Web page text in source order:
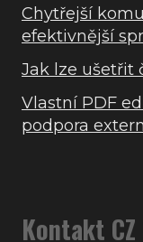
Chytřejší
efektivnější
Jak lze ušetřit
Vlastní PDF
podpora
Kontakt CZ